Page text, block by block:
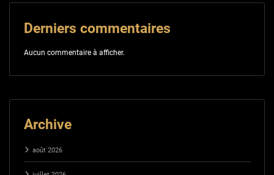
Derniers commentaires
Aucun commentaire à afficher.
Archive
août 2026